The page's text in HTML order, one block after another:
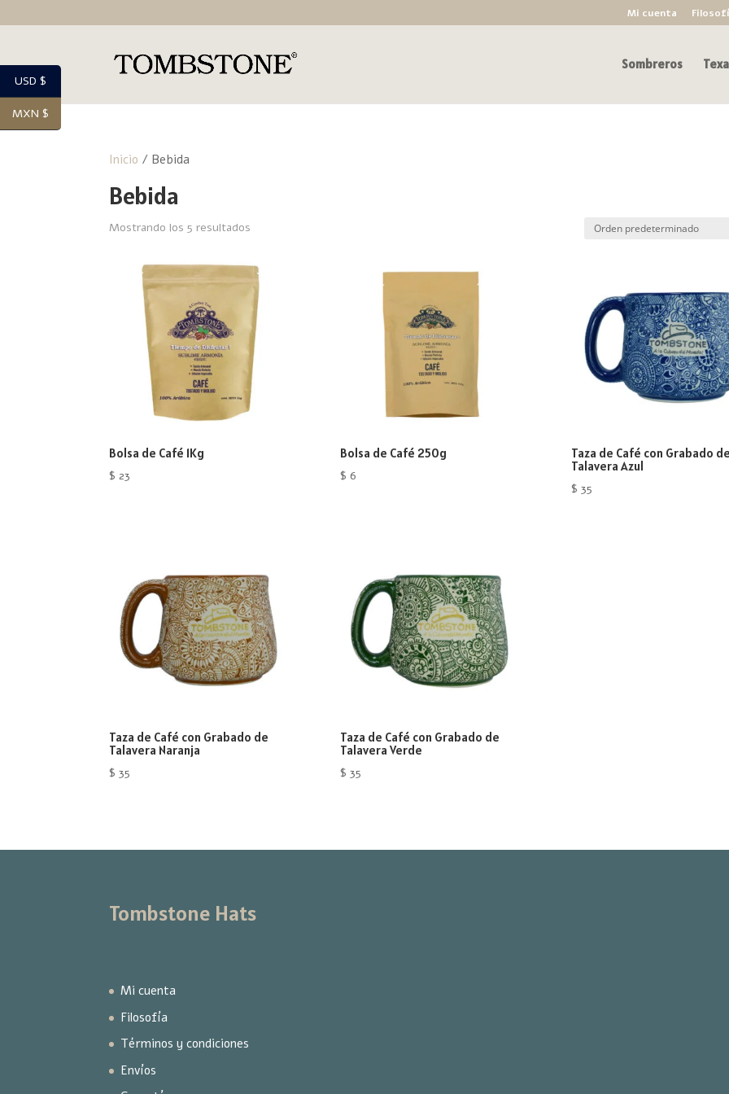
Mi cuenta
Sombreros
Inicio / Bebida
Bebida
Mostrando los 5 resultados
Bolsa de Café 1Kg
$ 23
Bolsa de Café 250g
$ 6
Taza de Café con Grabado
Talavera Azul
$ 35
Taza de Café con Grabado de
Talavera Naranja
$ 35
Taza de Café con Grabado de
Talavera Verde
$ 35
Tombstone Hats
Mi cuenta
Filosofía
Términos y condiciones
Envíos
USD $
MXN $